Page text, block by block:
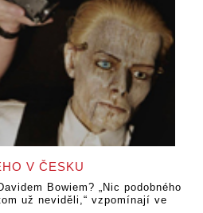
V ČESKU
Bowiem? „Nic podobného
už neviděli,“ vzpomínají ve